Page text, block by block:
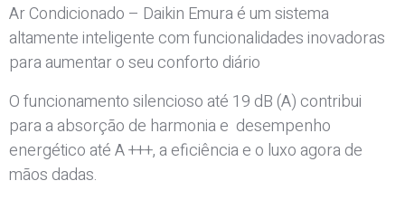
Ar Condicionado – Daikin Emura é um sistema
altamenteinteligente com funcionalidades inovadoras
paraaumentar o seu conforto diário
O funcionamento silencioso até 19 dB (A) contribui
para a absorção de harmonia e desempenho
energético até A +++, a eficiência e o luxo agora de
mãos dadas.